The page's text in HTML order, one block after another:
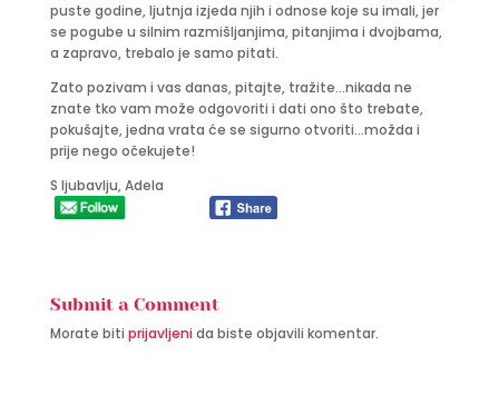
puste godine, ljutnja izjeda njih i odnose koje su imali, jer
se pogube u silnim razmišljanjima, pitanjima i dvojbama,
a zapravo, trebalo je samo pitati.
Zato pozivam i vas danas, pitajte, tražite…nikada ne
znate tko vam može odgovoriti i dati ono što trebate,
pokušajte, jedna vrata će se sigurno otvoriti…možda i
prije nego očekujete!
S ljubavlju, Adela
Submit a Comment
Morate biti prijavljenida biste objavili komentar.